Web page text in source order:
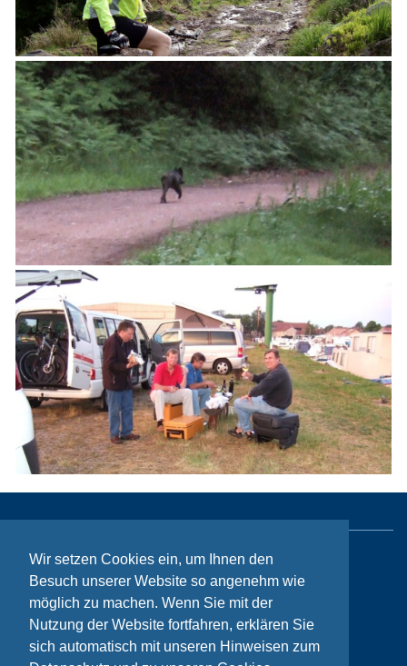
Wir setzen Cookies ein, um Ihnen den
Besuch unserer Website so angenehm wie
möglich zu machen. Wenn Sie mit der
Nutzung der Website fortfahren, erklären Sie
sich automatisch mit unseren Hinweisen zum
Sitemap
Kontakt
Impressum
Datenschutzhinweise